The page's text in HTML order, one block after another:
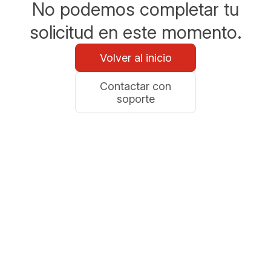
No podemos completar tu
solicitud en este momento.
Volver al inicio
Contactar con
soporte